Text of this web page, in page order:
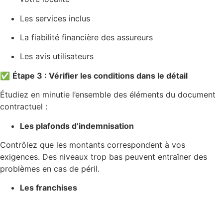
Les services inclus
La fiabilité financière des assureurs
Les avis utilisateurs
✅ Étape 3 : Vérifier les conditions dans le détail
Étudiez en minutie l’ensemble des éléments du document
contractuel :
Les plafonds d’indemnisation
Contrôlez que les montants correspondent à vos
exigences. Des niveaux trop bas peuvent entraîner des
problèmes en cas de péril.
Les franchises